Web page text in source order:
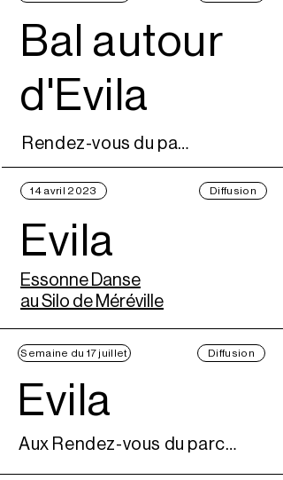
Bal autour
d'Evila
Rendez-vous du parc
14 avril 2023 Diffusion
Evila
Essonne Danse
au Silo de Méréville
Semaine du 17 juillet Diffusion
Evila
Aux Rendez-vous du parc - forme courte / extérieure